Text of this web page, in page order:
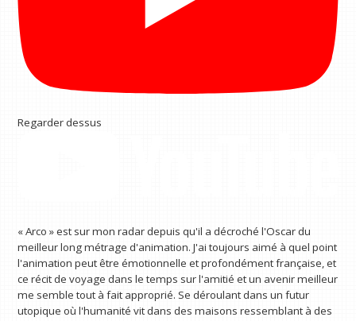
Regarder dessus
« Arco » est sur mon radar depuis qu'il a décroché l'Oscar du
meilleur long métrage d'animation. J'ai toujours aimé à quel point
l'animation peut être émotionnelle et profondément française, et
ce récit de voyage dans le temps sur l'amitié et un avenir meilleur
me semble tout à fait approprié. Se déroulant dans un futur
utopique où l'humanité vit dans des maisons ressemblant à des